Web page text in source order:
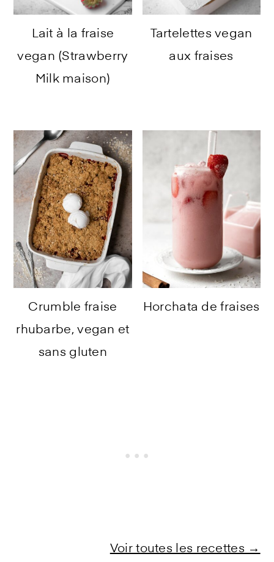
Lait à la fraise
vegan (Strawberry
Milk maison)
Tartelettes vegan
aux fraises
Crumble fraise
rhubarbe, vegan et
sans gluten
Horchata de fraises
Voir toutes les recettes →